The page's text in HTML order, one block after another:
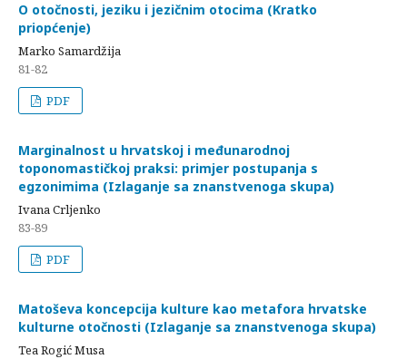
O otočnosti, jeziku i jezičnim otocima (Kratko
priopćenje)
Marko Samardžija
81-82
PDF
Marginalnost u hrvatskoj i međunarodnoj
toponomastičkoj praksi: primjer postupanja s
egzonimima (Izlaganje sa znanstvenoga skupa)
Ivana Crljenko
83-89
PDF
Matoševa koncepcija kulture kao metafora hrvatske
kulturne otočnosti (Izlaganje sa znanstvenoga skupa)
Tea Rogić Musa